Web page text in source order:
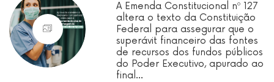
A Emenda Constitucional nº 127
altera o texto da Constituição
Federal para assegurar que o
superávit financeiro das fontes
de recursos dos fundos públicos
do Poder Executivo, apurado ao
final…